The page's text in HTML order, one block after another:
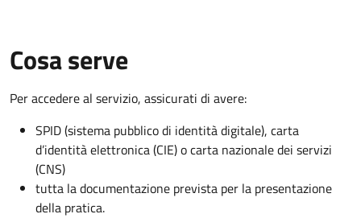
Cosa serve
Per accedere al servizio, assicurati di avere:
SPID (sistema pubblico di identità digitale), carta
d’identità elettronica (CIE) o carta nazionale dei servizi
(CNS)
tutta la documentazione prevista per la presentazione
della pratica.